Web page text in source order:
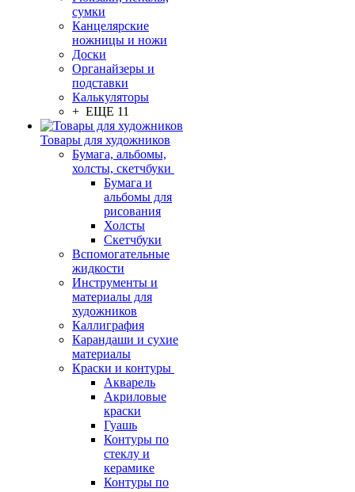
сумки
Канцелярские
ножницы и ножи
Доски
Органайзеры и
подставки
Калькуляторы
+ ЕЩЕ 11
Товары для художников
Бумага, альбомы,
холсты, скетчбуки
Бумага и
альбомы для
рисования
Холсты
Скетчбуки
Вспомогательные
жидкости
Инструменты и
материалы для
художников
Каллиграфия
Карандаши и сухие
материалы
Краски и контуры
Акварель
Акриловые
краски
Гуашь
Контуры по
стеклу и
керамике
Контуры по